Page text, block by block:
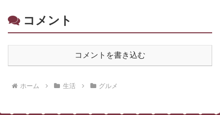
コメント
コメントを書き込む
ホーム 生活 グルメ